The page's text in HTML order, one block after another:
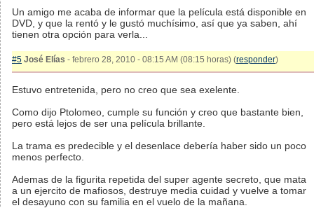
Un amigo me acaba de informar que la película está disponible en
DVD, y que la rentó y le gustó muchísimo, así que ya saben, ahí
tienen otra opción para verla...
#5 José Elías - febrero 28, 2010 - 08:15 AM (08:15 horas) (responder)
Estuvo entretenida, pero no creo que sea exelente.
Como dijo Ptolomeo, cumple su función y creo que bastante bien,
pero está lejos de ser una película brillante.
La trama es predecible y el desenlace debería haber sido un poco
menos perfecto.
Ademas de la figurita repetida del super agente secreto, que mata
a un ejercito de mafiosos, destruye media cuidad y vuelve a tomar
el desayuno con su familia en el vuelo de la mañana.